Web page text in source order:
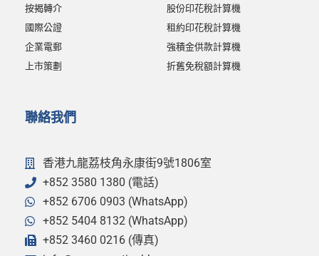
按揭轉介
國際公證
企業電郵
上市策劃
股份印花稅計算機
租約印花稅計算機
強積金供款計算機
折舊免稅額計算機
聯絡我們
香港九龍荔枝角永康街9號1806室
+852 3580 1380 (電話)
+852 6706 0903 (WhatsApp)
+852 5404 8132 (WhatsApp)
+852 3460 0216 (傳真)